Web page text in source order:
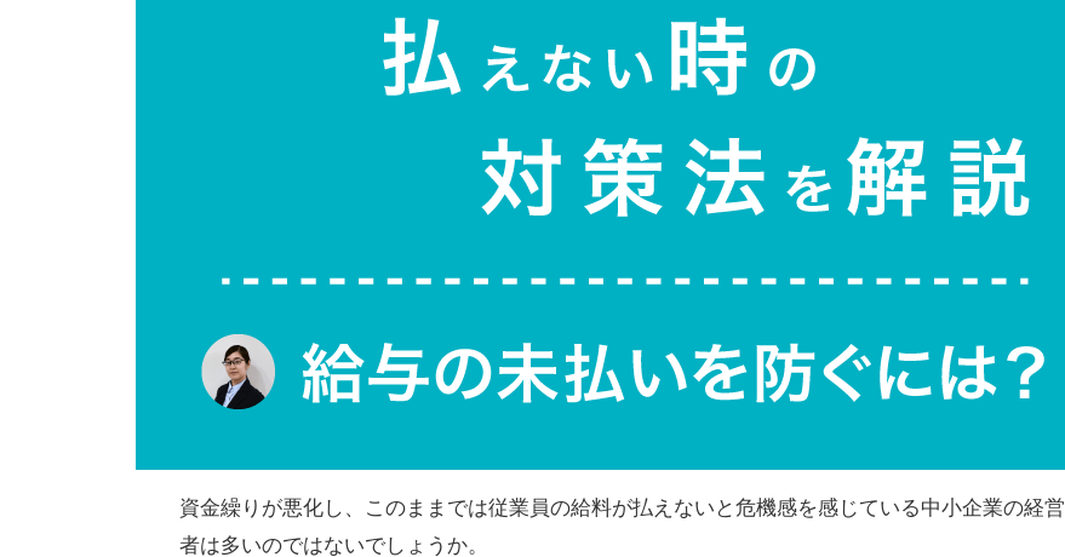
資金繰りが悪化し、このままでは従業員の給料が払えないと危機感を感じている中小企業の経営
者は多いのではないでしょうか。